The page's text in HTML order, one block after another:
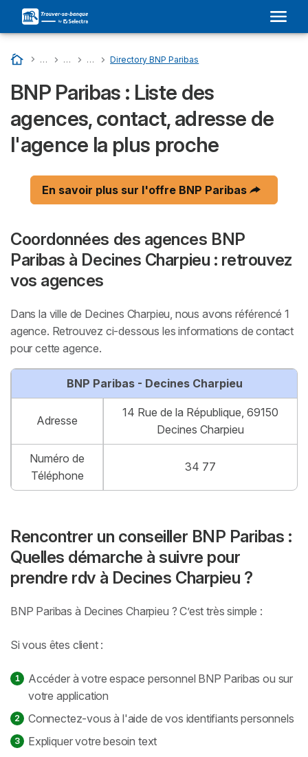
Accueil
… Liste Des Banques En France
… BNP PARIBAS : Son Adresse Dans Votre Ville et Avis
… Directory Departments - BNP Paribas
…
Directory BNP Paribas
BNP Paribas : Liste des
agences, contact, adresse de
l'agence la plus proche
En savoir plus sur l'offre BNP Paribas
Coordonnées des agences BNP
Paribas à Decines Charpieu : retrouvez
vos agences
Dans la ville de Decines Charpieu, nous avons référencé 1
agence. Retrouvez ci-dessous les informations de contact
pour cette agence.
BNP Paribas - Decines Charpieu
Adresse
14 Rue de la République, 69150
Decines Charpieu
Numéro de
Téléphone
34 77
Rencontrer un conseiller BNP Paribas :
Quelles démarche à suivre pour
prendre rdv à Decines Charpieu ?
BNP Paribas à Decines Charpieu ? C’est très simple :
Si vous êtes client :
Accéder à votre espace personnel BNP Paribas ou sur
votre application
Connectez-vous à l'aide de vos identifiants personnels
Expliquer votre besoin text